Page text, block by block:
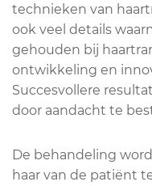
technieken van
ook veel details
gehouden bij
ontwikkeling en
Succesvollere
door aandacht te
De behandeling
haar van de patiënt